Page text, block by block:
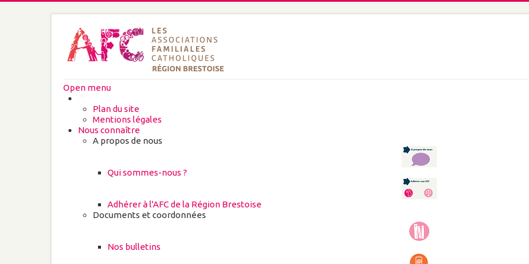
Open menu
Plan du site
Mentions légales
Nous connaître
A propos de nous
Qui sommes-nous ?
Adhérer à l'AFC de la Région Brestoise
Documents et coordonnées
Nos bulletins